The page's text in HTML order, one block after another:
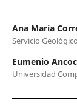
Ana María
Servicio
Eumenio
Universidad